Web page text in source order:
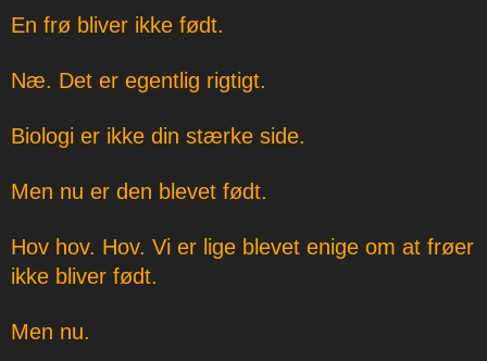
En frø bliver ikke født.
Næ. Det er egentlig rigtigt.
Biologi er ikke din stærke side.
Men nu er den blevet født.
Hov hov. Hov. Vi er lige blevet enige om at frøer
ikke bliver født.
Men nu.